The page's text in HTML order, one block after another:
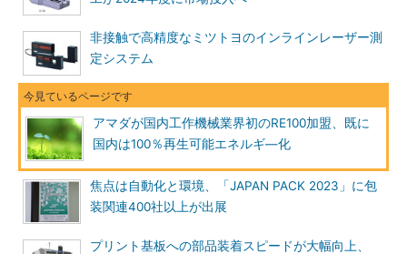
非接触で高精度なミツトヨのインラインレーザー測
定システム
アマダが国内工作機械業界初のRE100加盟、既に
国内は100％再生可能エネルギ―化
焦点は自動化と環境、「JAPAN PACK 2023」に包
装関連400社以上が出展
プリント基板への部品装着スピードが大幅向上、